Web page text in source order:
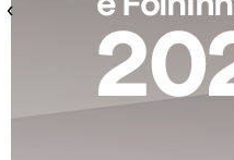
Previous